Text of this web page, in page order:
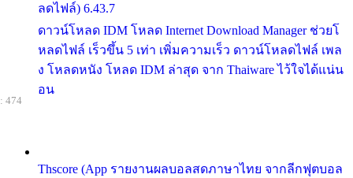
ลดไฟล์) 6.43.7
ดาวน์โหลด IDM โหลด Internet Download Manager ช่วยโ
หลดไฟล์ เร็วขึ้น 5 เท่า เพิ่มความเร็ว ดาวน์โหลดไฟล์ เพล
ง โหลดหนัง โหลด IDM ล่าสุด จาก Thaiware ไว้ใจได้แน่น
อน
Thscore (App รายงานผลบอลสดภาษาไทย จากลีกฟุตบอล
474